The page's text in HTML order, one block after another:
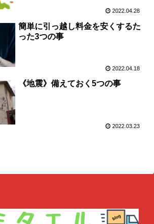
2022.04.28
簡単に引っ越し料金を安くするた
った3つの事
2022.04.18
《地震》備えておく5つの事
2022.03.23